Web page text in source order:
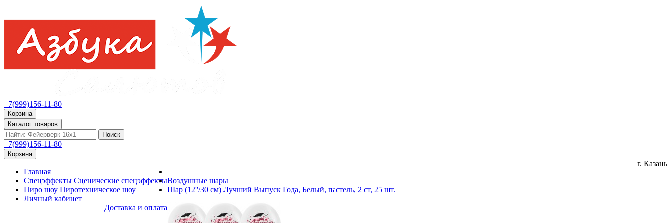
+7(999)156-11-80
Корзина
Каталог товаров
Поиск
+7(999)156-11-80
Корзина
Главная
Спецэффекты Сценические спецэффекты
Пиро шоу Пиротехническое шоу
Личный кабинет
Доставка и оплата
г. Казань
Воздушные шары
Шар (12''/30 см) Лучший Выпуск Года, Белый, пастель, 2 ст, 25 шт.